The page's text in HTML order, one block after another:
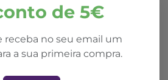
de 5€
receba no seu email um
a sua primeira compra.